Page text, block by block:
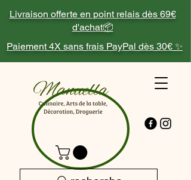
Livraison offerte en point relais dès 69€
d'achat📦
Paiement 4X sans frais PayPal dès 30€ ✨